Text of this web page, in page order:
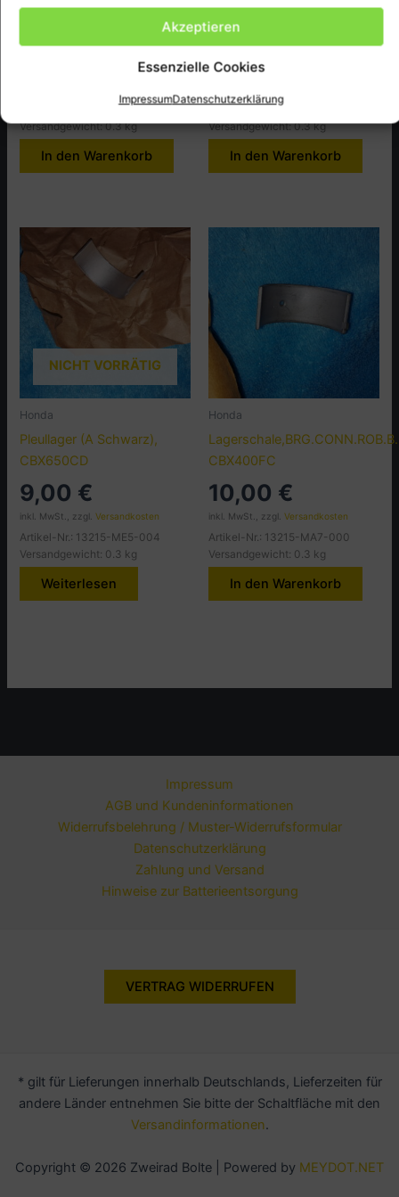
Akzeptieren
Essenzielle Cookies
ImpressumDatenschutzerklärung
A-Führung, Guide,Ex Valve
passend bei CB750.K1 ect.
Artikel-Nr.: 12027-300-310
Versandgewicht: 0.3 kg
In den Warenkorb
Hülse Kopfdeckel, HEAD
COVER, MTX125LC,W
3,00
Artikel-Nr.: 12307-KE1-000
Versandgewicht: 0.3 kg
In den Warenkorb
NICHT VORRÄTIG
Honda
Pleullager (A Schwarz),
CBX650CD
9,00 €
inkl. MwSt., zzgl.Versandkosten
Artikel-Nr.: 13215-ME5-004
Versandgewicht: 0.3 kg
Weiterlesen
Honda
CBX400FC
10,00 €
inkl. MwSt., zzgl. Versandkosten
Artikel-Nr.: 13215-MA7-000
Versandgewicht: 0.3 kg
In den Warenkorb
Impressum
AGB und Kundeninformationen
Widerrufsbelehrung / Muster-Widerrufsformular
Datenschutzerklärung
Zahlung und Versand
Hinweise zur Batterieentsorgung
VERTRAG WIDERRUFEN
* gilt für Lieferungen innerhalb Deutschlands, Lieferzeiten für
andere Länder entnehmen Sie bitte der Schaltfläche mit den
Versandinformationen.
Copyright © 2026 Zweirad Bolte | Powered by MEYDOT.NET